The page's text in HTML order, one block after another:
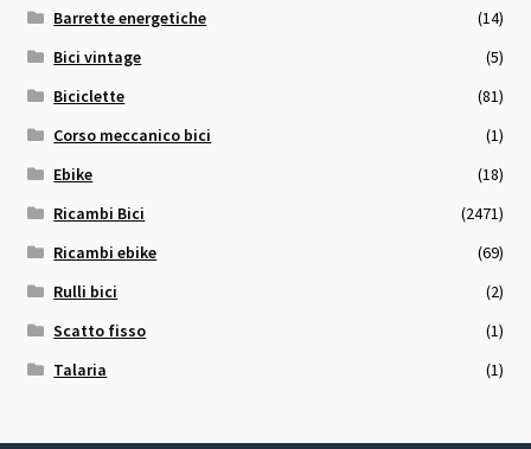
Barrette energetiche
(14)
Bici vintage
(5)
Biciclette
(81)
Corso meccanico bici
(1)
Ebike
(18)
Ricambi Bici
(2471)
Ricambi ebike
(69)
Rulli bici
(2)
Scatto fisso
(1)
Talaria
(1)